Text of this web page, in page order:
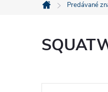
Domov
Predávané